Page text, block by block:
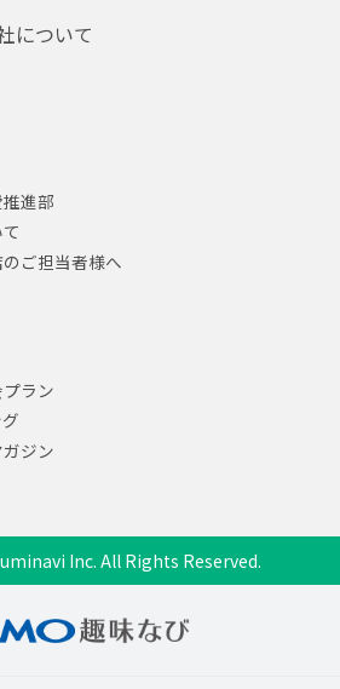
について
進部
ご担当者様へ
ラン
ジン
Inc. All Rights Reserved.